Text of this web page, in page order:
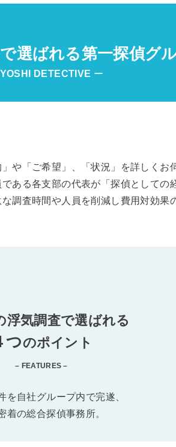
選ばれる第一探偵グ
DETECTIVE ー
や「ご希望」、「状況」を詳しくお
ある各支部の代表が「探偵としての
調査時間や人員を削減し費用対効果
浮気調査で選ばれる
つのポイント
– FEATURES –
を自社グループ内で完遂、
着の総合探偵事務所。